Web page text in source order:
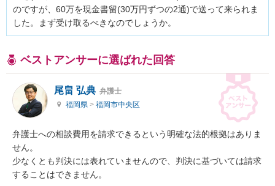
のですが、60万を現金書留(30万円ずつの2通)で送って来られま
した。まず受け取るべきなのでしょうか。
ベストアンサーに選ばれた回答
尾畠 弘典 弁護士
福岡県 > 福岡市中央区
弁護士への相談費用を請求できるという明確な法的根拠はありま
せん。
少なくとも判決には表れていませんので、判決に基づいては請求
することはできません。